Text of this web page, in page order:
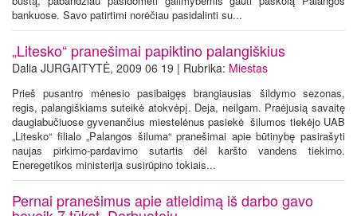
bankuose. Savo patirtimi norėčiau pasidalinti su...
„Litesko“ pranešimai papiktino palangiškius
Dalia JURGAITYTĖ, 2009 06 19 | Rubrika: Miestas
Prieš pusantro mėnesio pasibaigęs brangiausias šildymo sezonas,
regis, palangiškiams suteikė atokvėpį. Deja, neilgam. Praėjusią savaitę
daugiabučiuose gyvenančius miestelėnus pasiekė šilumos tiekėjo UAB
„Litesko“ filialo „Palangos šiluma“ pranešimai apie būtinybę pasirašyti
naujas pirkimo-pardavimo sutartis dėl karšto vandens tiekimo.
Eneregetikos ministerija susirūpino tokiais...
Pernai pranešimus apie atleidimą iš darbo gavo